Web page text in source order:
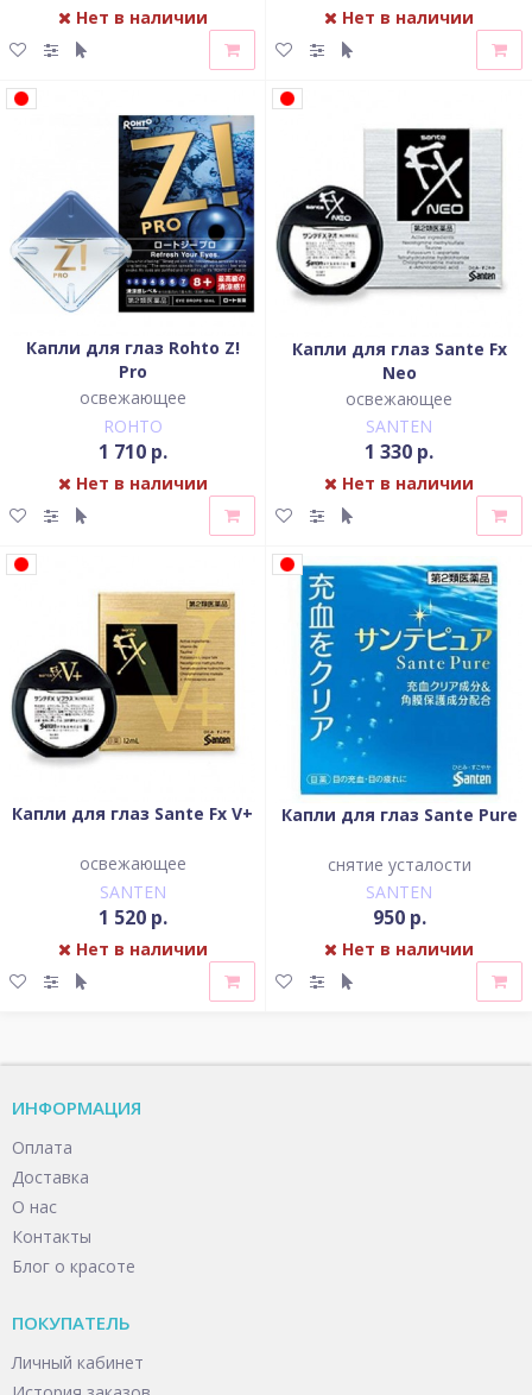
Нет в наличии Нет в наличии
Капли для глаз Rohto Z!
Pro
освежающее
ROHTO
1 710 р.
Нет в наличии
Капли для глаз Sante Fx
Neo
освежающее
SANTEN
1 330 р.
Нет в наличии
Капли для глаз Sante Fx V+
освежающее
SANTEN
1 520 р.
Нет в наличии
Капли для глаз Sante Pure
снятие усталости
SANTEN
950 р.
Нет в наличии
ИНФОРМАЦИЯ
Оплата
Доставка
О нас
Контакты
Блог о красоте
ПОКУПАТЕЛЬ
Личный кабинет